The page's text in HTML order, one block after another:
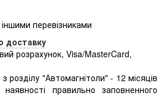
перевізниками
доставку
розрахунок, Visa/MasterCard,
розділу "Автомагнітоли" - 12 місяців
правильно заповненного